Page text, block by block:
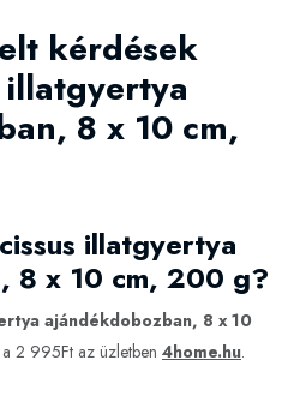
kérdések
illatgyertya
8 x 10 cm,
illatgyertya
8 x 10 cm, 200 g?
ajándékdobozban, 8 x 10
2 995Ft az üzletben 4home.hu.